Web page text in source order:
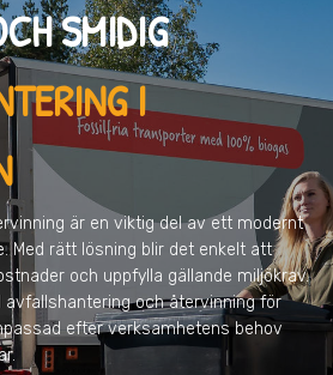
SMIDIG
I
är en viktig del av ett modernt
Med rätt lösning blir det enkelt att
och uppfylla gällande miljökrav.
avfallshantering och återvinning för
efter verksamhetens behov